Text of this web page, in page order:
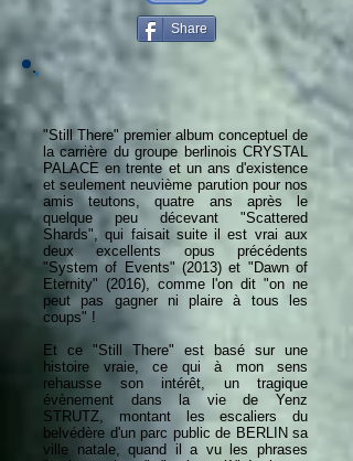
Share
"Still There" premier album conceptuel de
la carrière du groupe berlinois CRYSTAL
PALACE en trente et un ans d'existence
et seulement neuvième parution pour nos
amis teutons, quatre ans après le
quelque peu décevant "Scattered
Shards", qui faisait suite il est vrai aux
deux excellents opus précédents
"System of Events" (2013) et "Dawn of
Eternity" (2016), comme l'on dit "on ne
peut pas gagner ni plaire à tous les
coups" !
Et ce "Still There" est basé sur une
histoire vraie, ce qui à mon sens
rehausse son intérêt, un tragique
évènement dans la vie de Yenz
STRUTZ, montant les escaliers du
belvédère d'un parc public de BERLIN sa
ville natale, quand il a vu les phrases